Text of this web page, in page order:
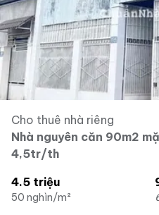
Cho thuê nhà riêng
Nhà nguyên căn 90m2
4,5tr/th
4.5 triệu
50 nghìn/m²